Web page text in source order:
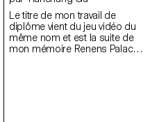
travaux qu’il accueille et le
contexte d’exposition- et révèle
la perspective sociale que les
oeuvres entretiennent entre
elles. Telle une discussion un
Le titre de mon travail de
diplôme vient du jeu vidéo du
même nom et est la suite de
mon mémoire Renens Palace,